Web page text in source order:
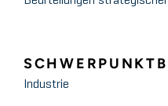
Industrie